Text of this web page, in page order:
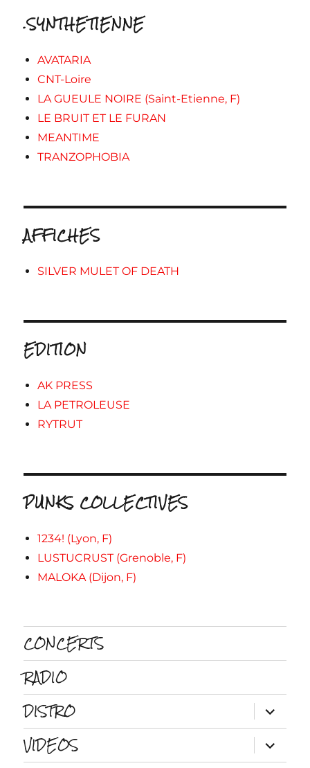
.SYNTHETIENNE
AVATARIA
CNT-Loire
LA GUEULE NOIRE (Saint-Etienne, F)
LE BRUIT ET LE FURAN
MEANTIME
TRANZOPHOBIA
AFFICHES
SILVER MULET OF DEATH
EDITION
AK PRESS
LA PETROLEUSE
RYTRUT
PUNKS COLLECTIVES
1234! (Lyon, F)
LUSTUCRUST (Grenoble, F)
MALOKA (Dijon, F)
CONCERTS
RADIO
DISTRO
ouvrir
le
sous-
menu
VIDEOS ouvrir
le
sous-